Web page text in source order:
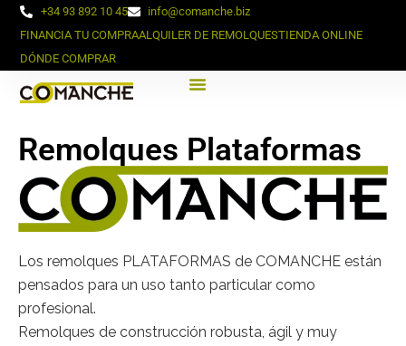
+34 93 892 10 45
info@comanche.biz
FINANCIA TU COMPRAALQUILER DE REMOLQUESTIENDA ONLINE
DÓNDE COMPRAR
Remolques Plataformas
Los remolques PLATAFORMAS de COMANCHE están
pensados para un uso tanto particular como
profesional.
Remolques de construcción robusta, ágil y muy